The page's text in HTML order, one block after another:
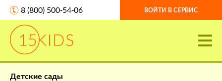
8 (800) 500-54-06 ВОЙТИ В СЕРВИС
Детские сады